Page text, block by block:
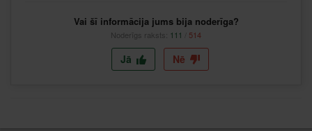
Vai šī informācija jums bija noderīga?
Noderīgs raksts: 111 514
Jā Nē